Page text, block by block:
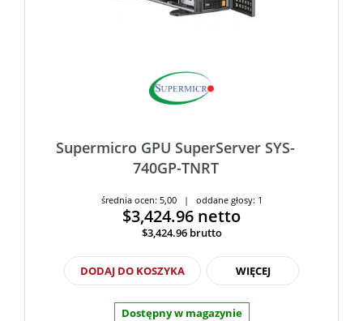
Supermicro GPU SuperServer SYS-
740GP-TNRT
średnia ocen: 5,00 | oddane głosy: 1
$3,424.96 netto
$3,424.96 brutto
DODAJ DO KOSZYKA WIĘCEJ
Dostępny w magazynie